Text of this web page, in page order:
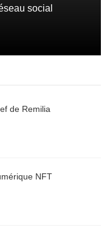
social
de Remilia
NFT